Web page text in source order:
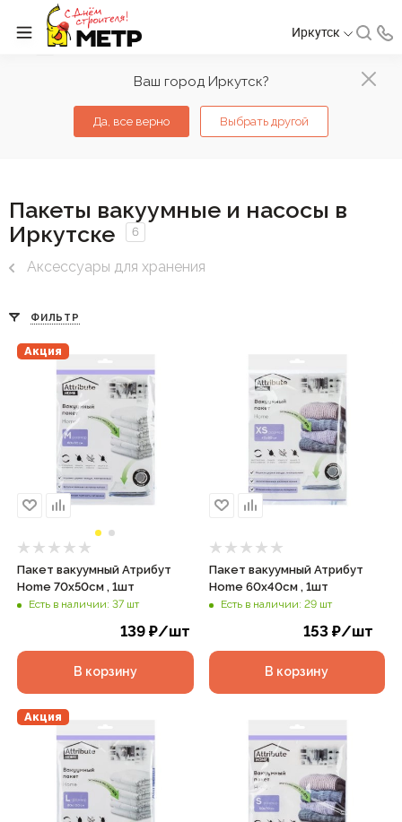
Ваш город Иркутск?
Да, все верно Выбрать другой
Иркутск
Пакеты вакуумные и насосы в
Иркутске
6
Аксессуары для хранения
ФИЛЬТР
Акция
Пакет вакуумный Атрибут
Home 70х50см , 1шт
Есть в наличии: 37 шт
139₽/шт
В корзину
Пакет вакуумный Атрибут
Home 60х40см , 1шт
Есть в наличии: 29 шт
153 ₽/шт
В корзину
Акция